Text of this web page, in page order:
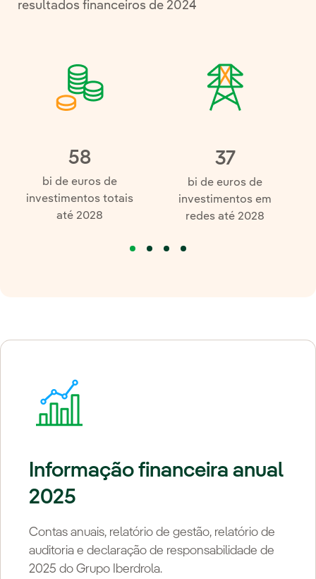
resultados financeiros de 2024
58
bi de euros de
investimentos totais
até 2028
37
bi de euros de
investimentos em
redes até 2028
Informação financeira anual
2025
Contas anuais, relatório de gestão, relatório de
auditoria e declaração de responsabilidade de
2025 do Grupo Iberdrola.